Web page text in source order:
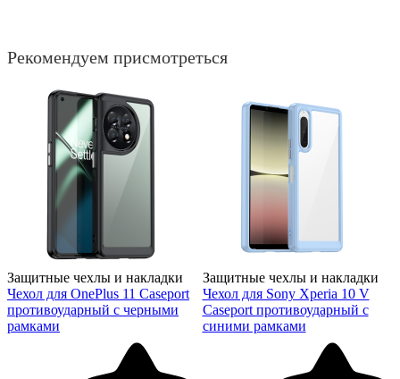
Рекомендуем присмотреться
Защитные чехлы и накладки
Чехол для OnePlus 11 Caseport
противоударный с черными
рамками
Защитные чехлы и накладки
Чехол для Sony Xperia 10 V
Caseport противоударный с
синими рамками